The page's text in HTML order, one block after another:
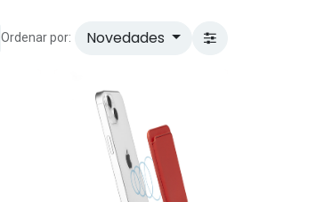
Ordenar por: Novedades